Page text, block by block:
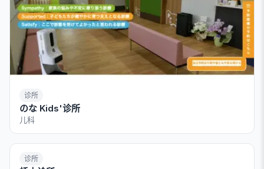
诊所
のな Kids'诊所
儿科
诊所